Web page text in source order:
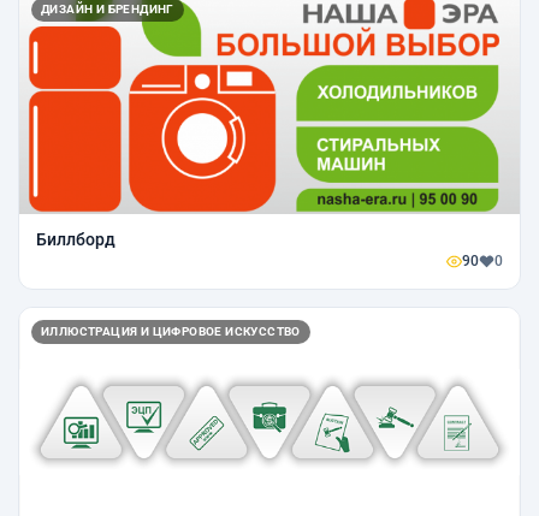
ДИЗАЙН И БРЕНДИНГ
Биллборд
90 0
ИЛЛЮСТРАЦИЯ И ЦИФРОВОЕ ИСКУССТВО